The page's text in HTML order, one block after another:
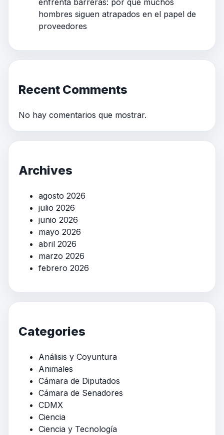
enfrenta barreras: por qué muchos
hombres siguen atrapados en el papel de
proveedores
Recent Comments
No hay comentarios que mostrar.
Archives
agosto 2026
julio 2026
junio 2026
mayo 2026
abril 2026
marzo 2026
febrero 2026
Categories
Análisis y Coyuntura
Animales
Cámara de Diputados
Cámara de Senadores
CDMX
Ciencia
Ciencia y Tecnología